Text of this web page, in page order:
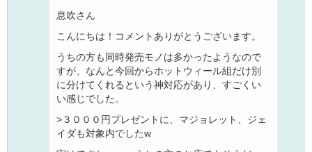
息吹さん
こんにちは！コメントありがとうございます。
うちの方も同時発売モノは多かったようなので
すが、なんと今回からホットウィール組だけ別
に分けてくれるという神対応があり、すごくい
い感じでした。
>３０００円プレゼントに、マジョレット、ジェ
イダも対象内でしたw